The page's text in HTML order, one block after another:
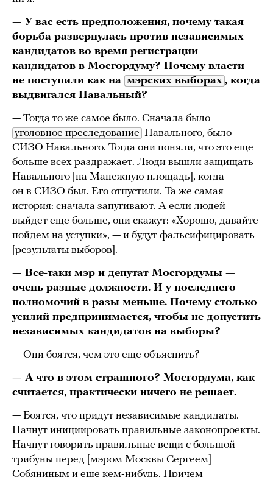
— У вас есть предположения, почему такая
борьба развернулась против независимых
кандидатов во время регистрации
кандидатов в Мосгордуму? Почему власти
не поступили как на мэрских выборах , когда
выдвигался Навальный?
— Тогда то же самое было. Сначала было
уголовное преследование Навального, было
СИЗО Навального. Тогда они поняли, что это еще
больше всех раздражает. Люди вышли защищать
Навального [на Манежную площадь], когда
он в СИЗО был. Его отпустили. Та же самая
история: сначала запугивают. А если людей
выйдет еще больше, они скажут: «Хорошо, давайте
пойдем на уступки», — и будут фальсифицировать
[результаты выборов].
— Все-таки мэр и депутат Мосгордумы —
очень разные должности. И у последнего
полномочий в разы меньше. Почему столько
усилий предпринимается, чтобы не допустить
независимых кандидатов на выборы?
— Они боятся, чем это еще объяснить?
— А что в этом страшного? Мосгордума, как
считается, практически ничего не решает.
— Боятся, что придут независимые кандидаты.
Начнут инициировать правильные законопроекты.
Начнут говорить правильные вещи с большой
трибуны перед [мэром Москвы Сергеем]
Собяниным и еще кем-нибудь. Причем